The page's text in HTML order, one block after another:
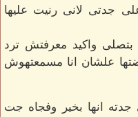
جدتى لانى رنيت عليها
واكيد معرفتش ترد
علشان انا مسمعتهوش
انها بخير وفجاه جت